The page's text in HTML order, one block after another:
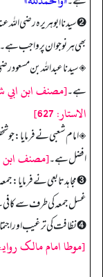
➋ سیدنا ابوہریرہ رضی
بھی ہر نوجوان پر واجب ہے۔
◈ سیدنا عبداللہ بن
ہے۔
الاستار: 627]
◈ امام شعبی نے فرمایا:
افضل ہے۔[مصنف ابن ابي شيبه 2/96،
➌ مجاہد تابعی نے
غسل جمعہ کی طرف سے
➍ نظافت کی ترغیب اور
[موطا امام مالک